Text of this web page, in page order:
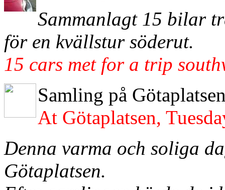
Sammanlagt 15 bilar
för en kvällstur söderut.
15 cars met for a trip
Samling på
At Götaplatsen,
Denna varma och soliga
Götaplatsen.